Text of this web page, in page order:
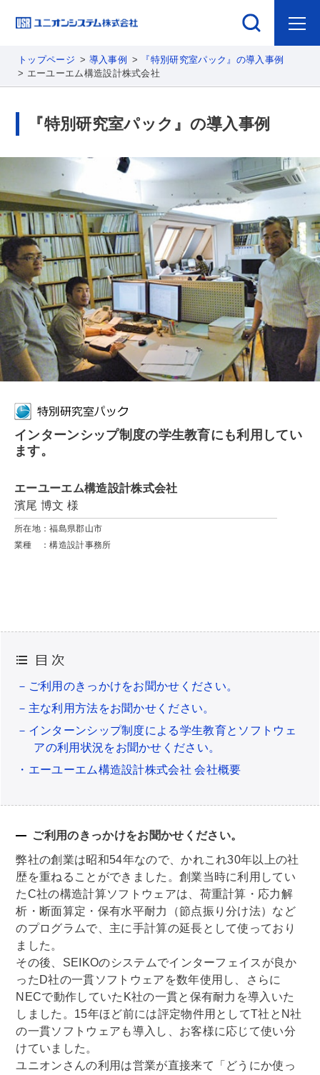
トップページ 導入事例
『特別研究室パック』の導入事例
エーユーエム構造設計株式会社
『特別研究室パック』の導入事例
インターンシップ制度の学生教育にも利用してい
ます。
エーユーエム構造設計株式会社
濱尾 博文 様
所在地：福島県郡山市
業種 ：構造設計事務所
－ご利用のきっかけをお聞かせください。
－主な利用方法をお聞かせください。
－インターンシップ制度による学生教育とソフトウェ
アの利用状況をお聞かせください。
・エーユーエム構造設計株式会社 会社概要
ご利用のきっかけをお聞かせください。
弊社の創業は昭和54年なので、かれこれ30年以上の社
歴を重ねることができました。創業当時に利用してい
たC社の構造計算ソフトウェアは、荷重計算・応力解
析・断面算定・保有水平耐力（節点振り分け法）など
のプログラムで、主に手計算の延長として使っており
ました。
その後、SEIKOのシステムでインターフェイスが良か
ったD社の一貫ソフトウェアを数年使用し、さらに
NECで動作していたK社の一貫と保有耐力を導入いた
しました。15年ほど前には評定物件用としてT社とN社
の一貫ソフトウェアも導入し、お客様に応じて使い分
けていました。
ユニオンさんの利用は営業が直接来て「どうにか使っ